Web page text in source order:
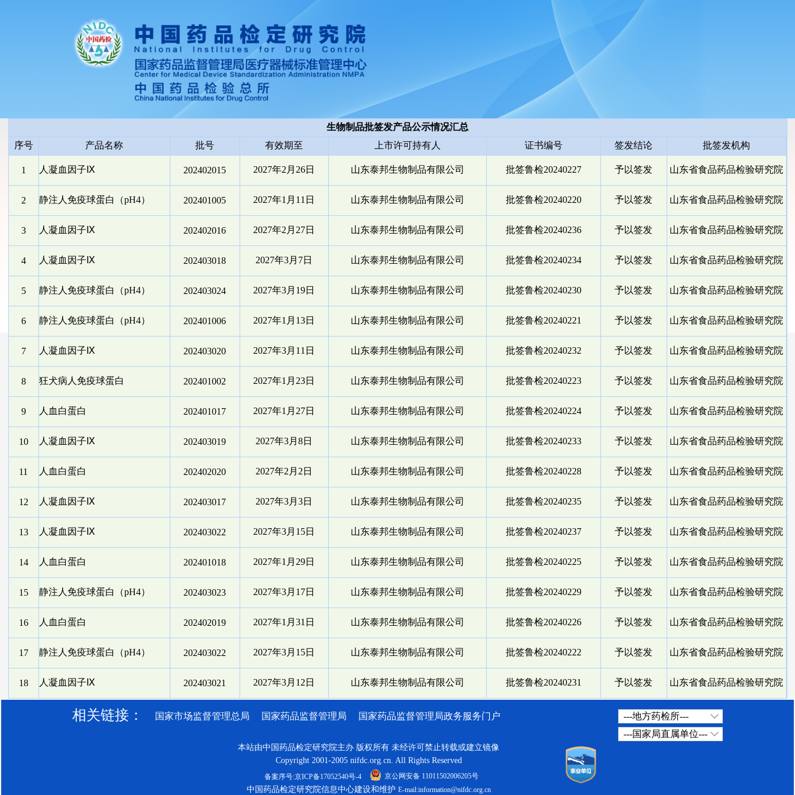
生物制品批签发产品公示情况汇总
序号
产品名称 批号 有效期至 上市许可持有人 证书编号 签发结论 批签发机构
1 人凝血因子Ⅸ 202402015 2027年2月26日 山东泰邦生物制品有限公司 批签鲁检20240227 予以签发 山东省食品药品检验研究院
2 静注人免疫球蛋白（pH4） 202401005 2027年1月11日 山东泰邦生物制品有限公司 批签鲁检20240220 予以签发 山东省食品药品检验研究院
3 人凝血因子Ⅸ 202402016 2027年2月27日 山东泰邦生物制品有限公司 批签鲁检20240236 予以签发 山东省食品药品检验研究院
4 人凝血因子Ⅸ 202403018 2027年3月7日 山东泰邦生物制品有限公司 批签鲁检20240234 予以签发 山东省食品药品检验研究院
5 静注人免疫球蛋白（pH4） 202403024 2027年3月19日 山东泰邦生物制品有限公司 批签鲁检20240230 予以签发 山东省食品药品检验研究院
6 静注人免疫球蛋白（pH4） 202401006 2027年1月13日 山东泰邦生物制品有限公司 批签鲁检20240221 予以签发 山东省食品药品检验研究院
7 人凝血因子Ⅸ 202403020 2027年3月11日 山东泰邦生物制品有限公司 批签鲁检20240232 予以签发 山东省食品药品检验研究院
8 狂犬病人免疫球蛋白 202401002 2027年1月23日 山东泰邦生物制品有限公司 批签鲁检20240223 予以签发 山东省食品药品检验研究院
9 人血白蛋白 202401017 2027年1月27日 山东泰邦生物制品有限公司 批签鲁检20240224 予以签发 山东省食品药品检验研究院
10 人凝血因子Ⅸ 202403019 2027年3月8日 山东泰邦生物制品有限公司 批签鲁检20240233 予以签发 山东省食品药品检验研究院
11 人血白蛋白 202402020 2027年2月2日 山东泰邦生物制品有限公司 批签鲁检20240228 予以签发 山东省食品药品检验研究院
12 人凝血因子Ⅸ 202403017 2027年3月3日 山东泰邦生物制品有限公司 批签鲁检20240235 予以签发 山东省食品药品检验研究院
13 人凝血因子Ⅸ 202403022 2027年3月15日 山东泰邦生物制品有限公司 批签鲁检20240237 予以签发 山东省食品药品检验研究院
14 人血白蛋白 202401018 2027年1月29日 山东泰邦生物制品有限公司 批签鲁检20240225 予以签发 山东省食品药品检验研究院
15 静注人免疫球蛋白（pH4） 202403023 2027年3月17日 山东泰邦生物制品有限公司 批签鲁检20240229 予以签发 山东省食品药品检验研究院
16 人血白蛋白 202402019 2027年1月31日 山东泰邦生物制品有限公司 批签鲁检20240226 予以签发 山东省食品药品检验研究院
17 静注人免疫球蛋白（pH4） 202403022 2027年3月15日 山东泰邦生物制品有限公司 批签鲁检20240222 予以签发 山东省食品药品检验研究院
18 人凝血因子Ⅸ 202403021 2027年3月12日 山东泰邦生物制品有限公司 批签鲁检20240231 予以签发 山东省食品药品检验研究院
相关链接： 国家市场监督管理总局 国家药品监督管理局 国家药品监督管理局政务服务门户
---地方药检所---
---国家局直属单位---
本站由中国药品检定研究院主办 版权所有 未经许可禁止转载或建立镜像
Copyright 2001-2005 nifdc.org.cn. All Rights Reserved
备案序号:京ICP备17052540号-4 京公网安备 11011502006205号
中国药品检定研究院信息中心建设和维护 E-mail:information@nifdc.org.cn